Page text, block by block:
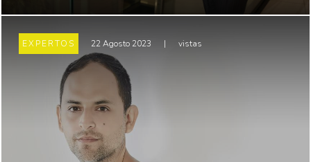
EXPERTOS 22 Agosto 2023 | vistas